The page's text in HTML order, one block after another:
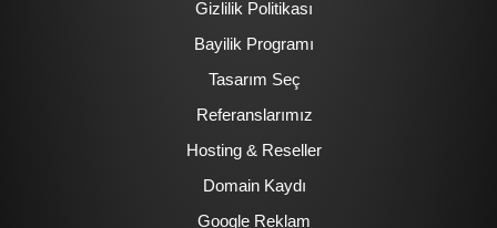
Gizlilik Politikası
Bayilik Programı
Tasarım Seç
Referanslarımız
Hosting & Reseller
Domain Kaydı
Google Reklam